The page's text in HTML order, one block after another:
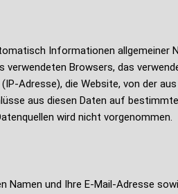
Informationen allgemeiner
Browsers, das
Adresse), die Website, von der
aus diesen Daten auf
wird nicht vorgenommen.
und Ihre E-Mail-Adresse